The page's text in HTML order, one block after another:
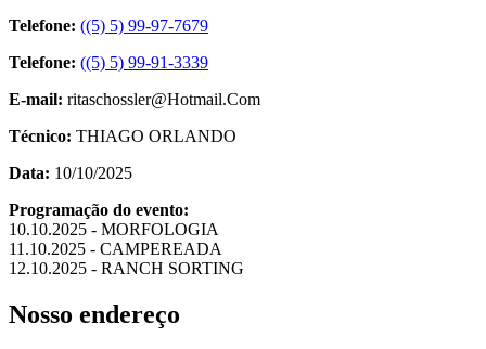
Telefone: ((5) 5) 99-97-7679
Telefone: ((5) 5) 99-91-3339
E-mail: ritaschossler@Hotmail.Com
Técnico: THIAGO ORLANDO
Data: 10/10/2025
Programação do evento:
10.10.2025 - MORFOLOGIA
11.10.2025 - CAMPEREADA
12.10.2025 - RANCH SORTING
Nosso endereço